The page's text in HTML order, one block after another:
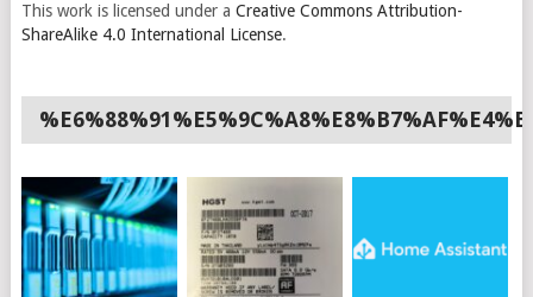
This work is licensed under a Creative Commons Attribution-
ShareAlike 4.0 International License.